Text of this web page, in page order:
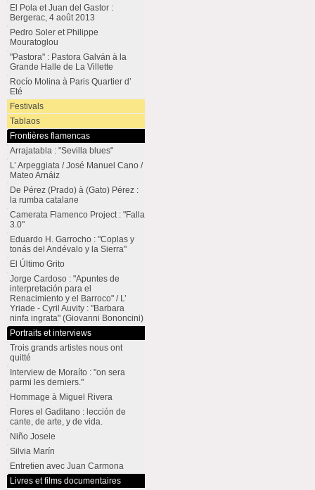
El Pola et Juan del Gastor :
Bergerac, 4 août 2013
Pedro Soler et Philippe
Mouratoglou
"Pastora" : Pastora Galván à la
Grande Halle de La Villette
Rocío Molina à Paris Quartier d’
Eté
Festivals
Tablaos
Frontières flamencas
Arrajatabla : "Sevilla blues"
L’ Arpeggiata / José Manuel Cano /
Mateo Arnáiz
De Pérez (Prado) à (Gato) Pérez :
la rumba catalane
Camerata Flamenco Project : "Falla
3.0"
Eduardo H. Garrocho : "Coplas y
tonás del Andévalo y la Sierra"
El Último Grito
Jorge Cardoso : "Apuntes de
interpretación para el
Renacimiento y el Barroco" / L’
Yriade - Cyril Auvity : "Barbara
ninfa ingrata" (Giovanni Bononcini)
Portraits et interviews
Trois grands artistes nous ont
quitté
Interview de Moraíto : "on sera
parmi les derniers."
Hommage à Miguel Rivera
Flores el Gaditano : lección de
cante, de arte, y de vida.
Niño Josele
Silvia Marín
Entretien avec Juan Carmona
Livres et films documentaires